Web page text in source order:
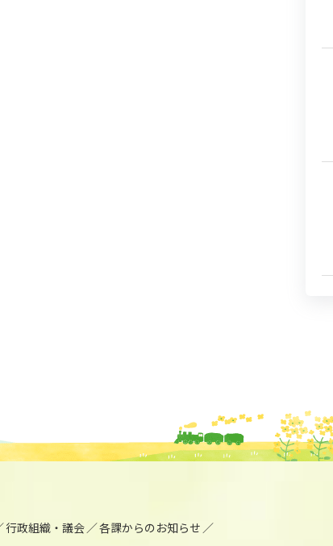
行政組織・議会 各課からのお知らせ